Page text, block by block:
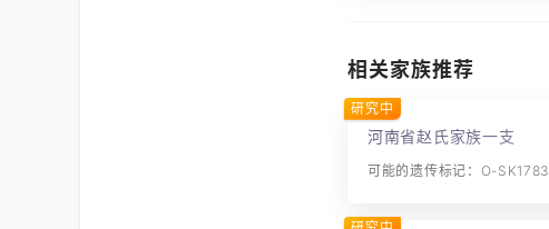
相关家族推荐
河南省赵氏家族一支
可能的遗传标记：O-SK1783
研究中